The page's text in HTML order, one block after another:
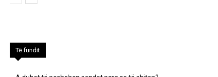
Të fundit